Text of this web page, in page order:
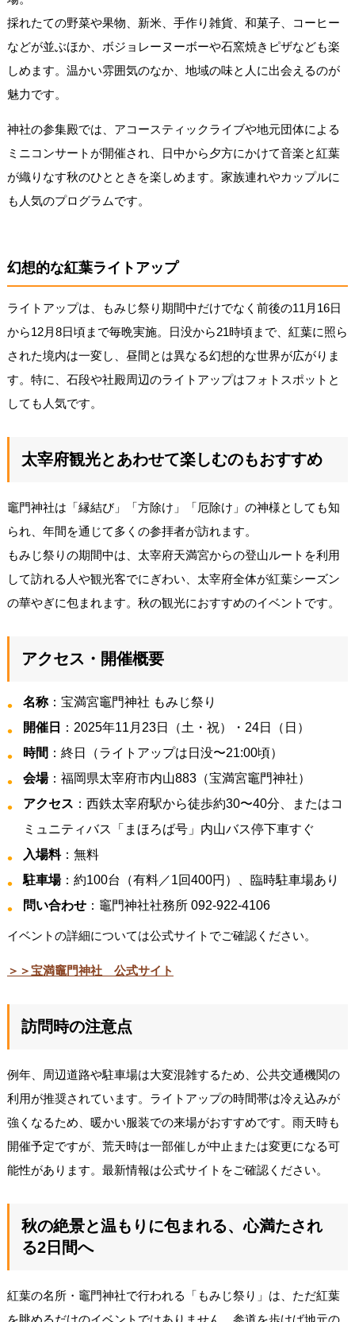
採れたての野菜や果物、新米、手作り雑貨、和菓子、コーヒー
などが並ぶほか、ボジョレーヌーボーや石窯焼きピザなども楽
しめます。温かい雰囲気のなか、地域の味と人に出会えるのが
魅力です。
神社の参集殿では、アコースティックライブや地元団体による
ミニコンサートが開催され、日中から夕方にかけて音楽と紅葉
が織りなす秋のひとときを楽しめます。家族連れやカップルに
も人気のプログラムです。
幻想的な紅葉ライトアップ
ライトアップは、もみじ祭り期間中だけでなく前後の11月16日
から12月8日頃まで毎晩実施。日没から21時頃まで、紅葉に照ら
された境内は一変し、昼間とは異なる幻想的な世界が広がりま
す。特に、石段や社殿周辺のライトアップはフォトスポットと
しても人気です。
太宰府観光とあわせて楽しむのもおすすめ
竈門神社は「縁結び」「方除け」「厄除け」の神様としても知
られ、年間を通じて多くの参拝者が訪れます。
もみじ祭りの期間中は、太宰府天満宮からの登山ルートを利用
して訪れる人や観光客でにぎわい、太宰府全体が紅葉シーズン
の華やぎに包まれます。秋の観光におすすめのイベントです。
アクセス・開催概要
名称：宝満宮竈門神社 もみじ祭り
開催日
：2025年11月23日（土・祝）・24日（日）
時間 ：終日（ライトアップは日没〜21:00頃）
会場：福岡県太宰府市内山883（宝満宮竈門神社）
アクセス ：西鉄太宰府駅から徒歩約30〜40分、またはコ
ミュニティバス「まほろば号」内山バス停下車すぐ
入場料：無料
駐車場：約100台（有料／1回400円）、臨時駐車場あり
問い合わせ：竈門神社社務所 092-922-4106
イベントの詳細については公式サイトでご確認ください。
＞＞宝満竈門神社 公式サイト
訪問時の注意点
例年、周辺道路や駐車場は大変混雑するため、公共交通機関の
利用が推奨されています。ライトアップの時間帯は冷え込みが
強くなるため、暖かい服装での来場がおすすめです。雨天時も
開催予定ですが、荒天時は一部催しが中止または変更になる可
能性があります。最新情報は公式サイトをご確認ください。
秋の絶景と温もりに包まれる、心満たされ
る2日間へ
紅葉の名所・竈門神社で行われる「もみじ祭り」は、ただ紅葉